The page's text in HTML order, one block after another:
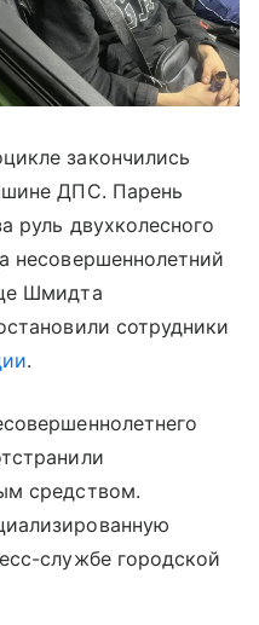
закончились
ДПС. Парень
руль двухколесного
несовершеннолетний
Шмидта
сотрудники
.
средством.
службе городской